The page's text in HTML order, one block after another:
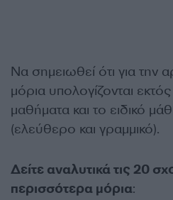
Να σημειωθεί ότι για την
μόρια υπολογίζονται
μαθήματα και το ειδικό
(ελεύθερο και γραμμικό).
Δείτε αναλυτικά τις 20
περισσότερα μόρια: